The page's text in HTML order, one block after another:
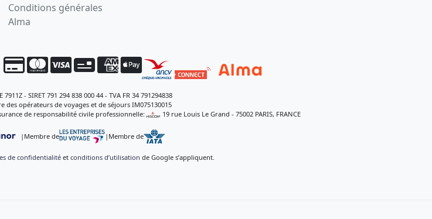
Conditions générales
Alma
- SIRET 791 294 838 000 44 - TVA FR 34 791294838
des opérateurs de voyages et de séjours IM075130015
de responsabilité civile professionnelle: , 19 rue Louis Le Grand - 75002 PARIS, FRANCE
| Membre de | Membre de
de confidentialitéet conditions d’utilisation de Google s’appliquent.